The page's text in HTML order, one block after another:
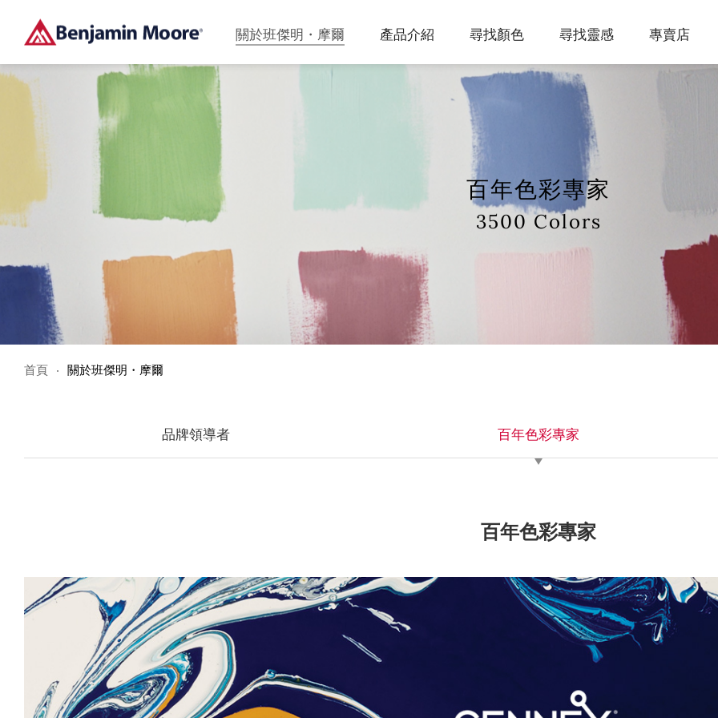
關於班傑明・摩爾
加入波克夏海瑟威集團後，品牌遍布全球80個國家，我
們透過獨立專賣店提供友好的服務及專業的產品，連續
多年獲得J.D. POWER第⼀的殊榮，在業界成為品牌領
We've been dreaming in color since 1883.
Explore over 3,500 paint colors
Gennex® 專利⽔性⾊漿為⾊彩的靈魂呈現完美⾊
產品介紹
高品質的水性乳膠漆讓你輕鬆及放心用在室內牆面、天
花板、浴室、廚房、門片、戶外等區域
該怎麼選到我要的產品呢？
Step. 選顏色 → 選光澤 → 選產品
尋找顏色 尋找靈感
帶你深入了解塗料的專業知識，從滾塗技巧、底漆必要
性到塗料的的優勢與居家情境選色，一次掌握施工與產
品的實用指南。
蒐集最受歡迎的配色靈感，包含奶茶色系、多巴胺
美學與熱門居家色調，提供熱門的搭配色彩提案。
專賣店
百年色彩專家
3500 Colors
首頁 關於班傑明・摩爾
品牌領導者 百年色彩專家
百年色彩專家